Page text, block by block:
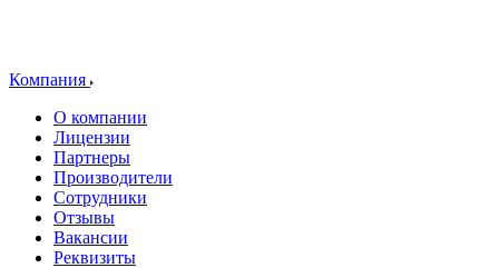
Компания
О компании
Лицензии
Партнеры
Производители
Сотрудники
Отзывы
Вакансии
Реквизиты